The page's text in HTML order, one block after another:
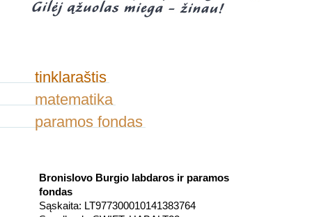
tinklaraštis
matematika
paramos fondas
Bronislovo Burgio labdaros ir paramos
fondas
Sąskaita: LT977300010141383764